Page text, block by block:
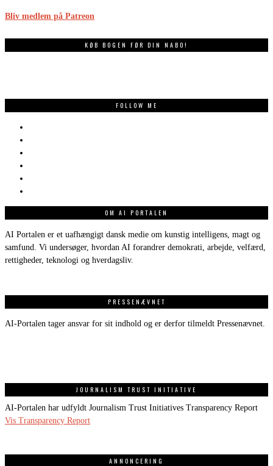
Bliv medlem på Patreon
KØB BOGEN FØR DIN NABO!
FOLLOW ME
OM AI PORTALEN
AI Portalen er et uafhængigt dansk medie om kunstig intelligens, magt og
samfund. Vi undersøger, hvordan AI forandrer demokrati, arbejde, velfærd,
rettigheder, teknologi og hverdagsliv.
PRESSENÆVNET
AI-Portalen tager ansvar for sit indhold og er derfor tilmeldt Pressenævnet.
JOURNALISM TRUST INITIATIVE
AI-Portalen har udfyldt Journalism Trust Initiatives Transparency Report
Vis Transparency Report
ANNONCERING